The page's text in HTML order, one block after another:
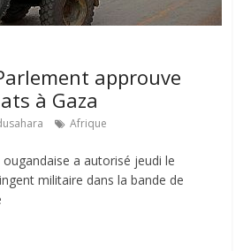
approuve
à Gaza
Afrique
ougandaise a autorisé jeudi le
militaire dans la bande de